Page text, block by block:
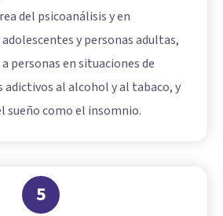
del psicoanálisis y en
y personas adultas,
personas en situaciones de
al alcohol y al tabaco, y
sueño como el insomnio.
5